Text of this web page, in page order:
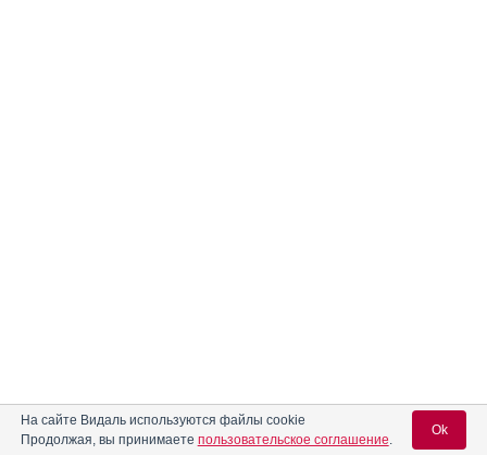
На сайте Видаль используются файлы cookie
Продолжая, вы принимаете пользовательское соглашение.
Ok